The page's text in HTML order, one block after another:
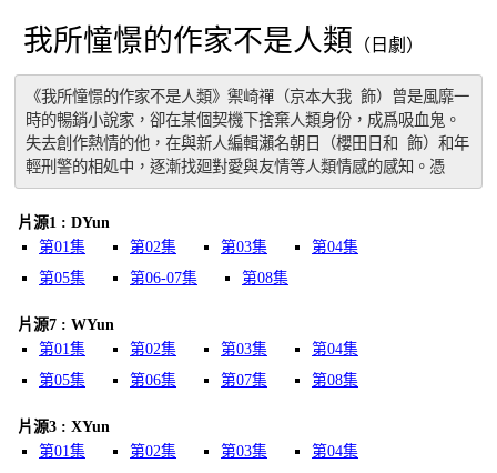
我所憧憬的作家不是人類 （日劇）
《我所憧憬的作家不是人類》禦崎禪（京本大我 飾）曾是風靡一
時的暢銷小說家，卻在某個契機下捨棄人類身份，成爲吸血鬼。
失去創作熱情的他，在與新人編輯瀨名朝日（櫻田日和 飾）和年
輕刑警的相処中，逐漸找廻對愛與友情等人類情感的感知。憑
片源1 : DYun
第01集
第02集 第03集
第04集
第05集
第06-07集 第08集
片源7 : WYun
第01集
第02集 第03集
第04集
第05集
第06集 第07集 第08集
片源3 : XYun
第01集
第02集 第03集
第04集